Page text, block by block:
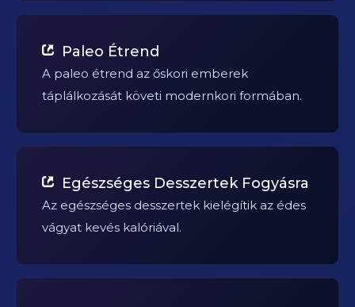
Paleo Étrend
A paleo étrend az őskori emberek
táplálkozását követi modernkori formában.
Egészséges Desszertek Fogyásra
Az egészséges desszertek kielégítik az édes
vágyat kevés kalóriával.